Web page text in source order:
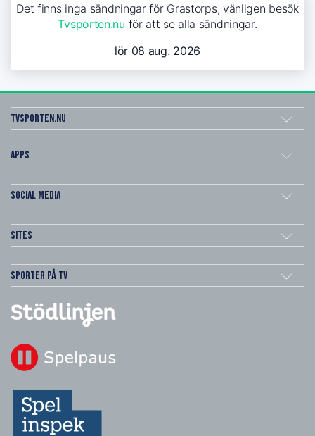
Det finns inga sändningar för Grastorps, vänligen besök
Tvsporten.nu för att se alla sändningar.
lör 08 aug. 2026
Tvsporten.nu
Apps
Social Media
Sites
Sporter på TV